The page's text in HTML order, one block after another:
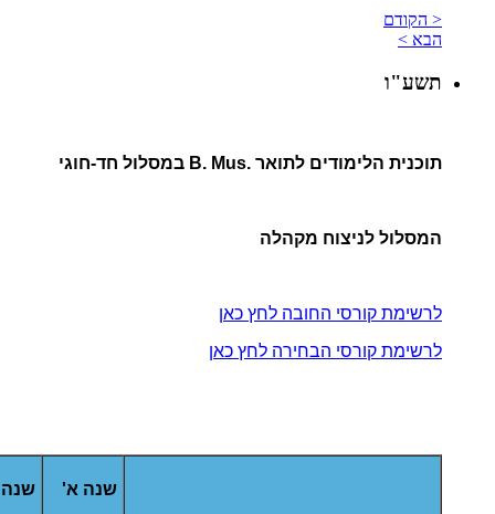
< הקודם
הבא >
תשע"ו
תוכנית הלימודים לתואר .B. Mus במסלול חד-חוגי
המסלול לניצוח מקהלה
לרשימת קורסי החובה לחץ כאן
לרשימת קורסי הבחירה לחץ כאן
שנה א'